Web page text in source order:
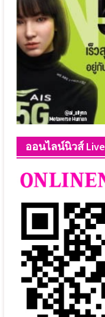
ออนไลน์นิวส์ Live